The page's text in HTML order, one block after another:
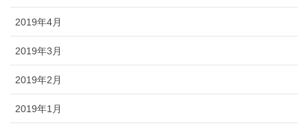
2019年4月
2019年3月
2019年2月
2019年1月